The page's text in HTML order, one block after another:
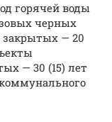
горячей воды
черных
закрытых — 20
— 30 (15) лет